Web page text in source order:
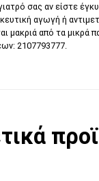
σας αν είστε
αγωγή ή
μακριά από τα μικρά
2107793777.